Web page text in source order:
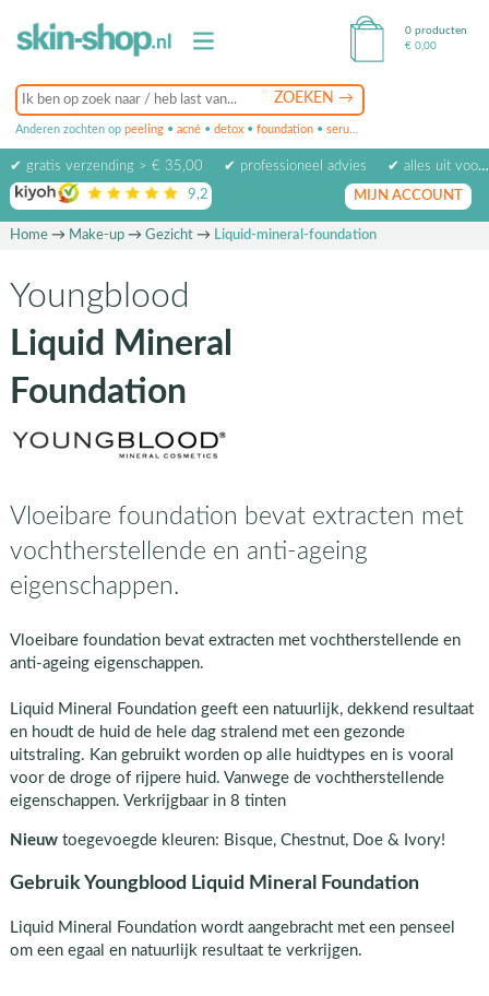
Anderen zochten op peeling • acné • detox • foundation • serum
0 producten
€ 0,00
✔ gratis verzending > € 35,00 ✔ professioneel advies
✔ alles uit voorraad leverbaar
9,2 op basis van beoordelingen
MIJN ACCOUNT
Home→ Make-up→ Gezicht→ Liquid-mineral-foundation
Youngblood
Liquid Mineral
Foundation
Vloeibare foundation bevat extracten met
vochtherstellende en anti-ageing
eigenschappen.
Vloeibare foundation bevat extracten met vochtherstellende en
anti-ageing eigenschappen.
Liquid Mineral Foundation geeft een natuurlijk, dekkend resultaat
en houdt de huid de hele dag stralend met een gezonde
uitstraling. Kan gebruikt worden op alle huidtypes en is vooral
voor de droge of rijpere huid. Vanwege de vochtherstellende
eigenschappen. Verkrijgbaar in 8 tinten
Nieuwtoegevoegde kleuren: Bisque, Chestnut, Doe & Ivory!
Gebruik Youngblood Liquid Mineral Foundation
Liquid Mineral Foundation wordt aangebracht met een penseel
om een egaal en natuurlijk resultaat te verkrijgen.